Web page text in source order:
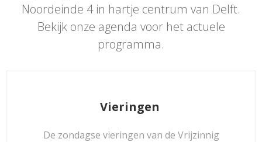
Noordeinde 4 in hartje centrum van Delft.
Bekijk onze agenda voor het actuele
programma.
Vieringen
De zondagse vieringen van de Vrijzinnig